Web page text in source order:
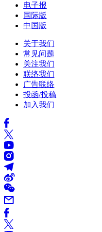
电子报
国际版
中国版
关于我们
常见问题
关注我们
联络我们
广告联络
投函/投稿
加入我们